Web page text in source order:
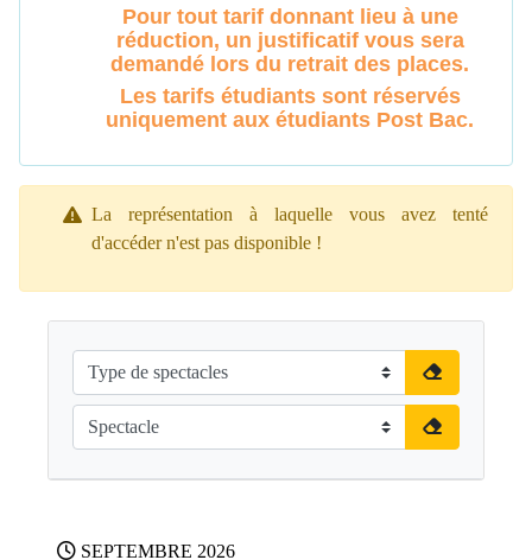
Pour tout tarif donnant lieu à une
réduction, un justificatif vous sera
demandé lors du retrait des places.
Les tarifs étudiants sont réservés
uniquement aux étudiants Post Bac.
La représentation à laquelle vous avez tenté
d'accéder n'est pas disponible !
SEPTEMBRE 2026